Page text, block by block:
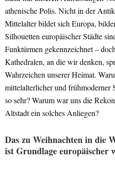
athenische Polis. Nicht in der
Mittelalter bildet sich Europa,
Silhouetten europäischer Städte
Funktürmen gekennzeichnet –
Kathedralen, an die wir denken,
Wahrzeichen unserer Heimat.
mittelalterlicher und frühmoderner
so sehr? Warum war uns die
Altstadt ein solches Anliegen?
Das zu Weihnachten in die
ist Grundlage europäischer